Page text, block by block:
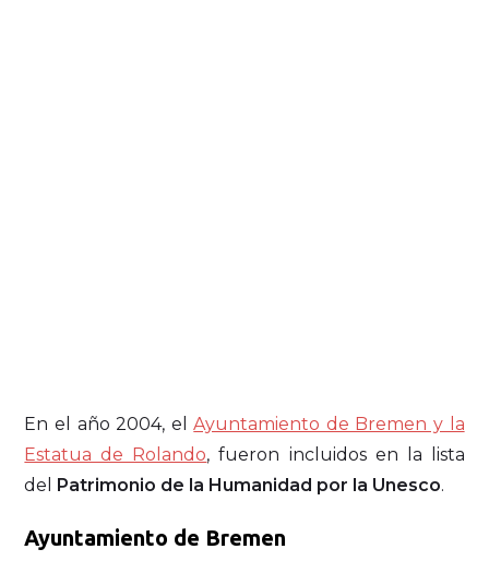
En el año 2004, elAyuntamiento de Bremen y la
Estatua de Rolando, fueron incluidos en la lista
del Patrimonio de la Humanidad por la Unesco.
Ayuntamiento de Bremen